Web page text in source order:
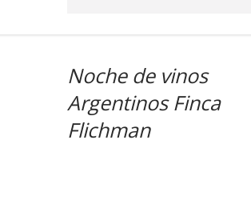
Noche de vinos
Argentinos Finca
Flichman